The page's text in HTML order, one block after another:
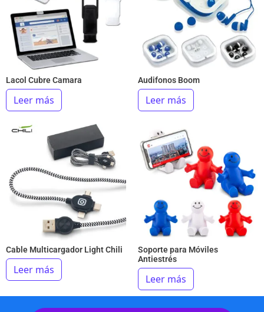
Lacol Cubre Camara
Leer más
Audifonos Boom
Leer más
Cable Multicargador Light Chili
Leer más
Soporte para Móviles
Antiestrés
Leer más